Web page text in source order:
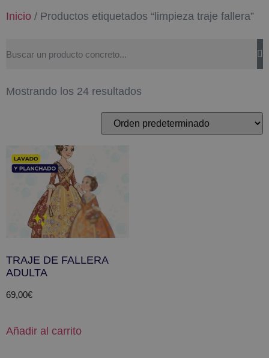
Inicio / Productos etiquetados “limpieza traje fallera”
Mostrando los 24 resultados
TRAJE DE FALLERA
ADULTA
69,00€
Añadir al carrito